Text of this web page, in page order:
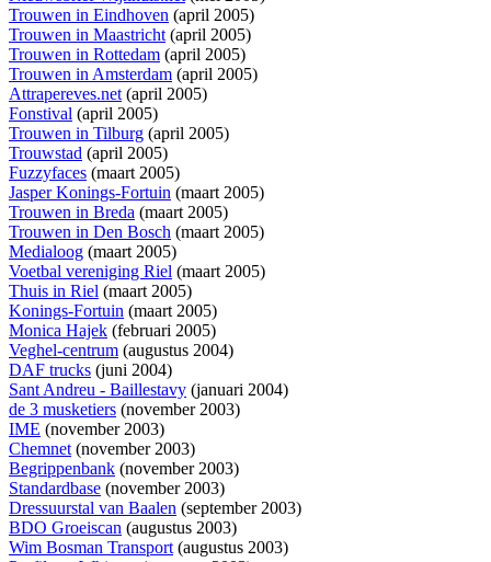
Trouwen in Eindhoven (april 2005)
Trouwen in Maastricht(april 2005)
Trouwen in Rottedam (april 2005)
Trouwen in Amsterdam (april 2005)
Attrapereves.net(april 2005)
Fonstival (april 2005)
Trouwen in Tilburg (april 2005)
Trouwstad (april 2005)
Fuzzyfaces (maart 2005)
Jasper Konings-Fortuin (maart 2005)
Trouwen in Breda (maart 2005)
Trouwen in Den Bosch (maart 2005)
Medialoog (maart 2005)
Voetbal vereniging Riel (maart 2005)
Thuis in Riel (maart 2005)
Konings-Fortuin (maart 2005)
Monica Hajek (februari 2005)
Veghel-centrum (augustus 2004)
DAF trucks (juni 2004)
Sant Andreu - Baillestavy (januari 2004)
de 3 musketiers (november 2003)
IME (november 2003)
Chemnet(november 2003)
Begrippenbank (november 2003)
Standardbase (november 2003)
Dressuurstal van Baalen (september 2003)
BDO Groeiscan (augustus 2003)
Wim Bosman Transport(augustus 2003)